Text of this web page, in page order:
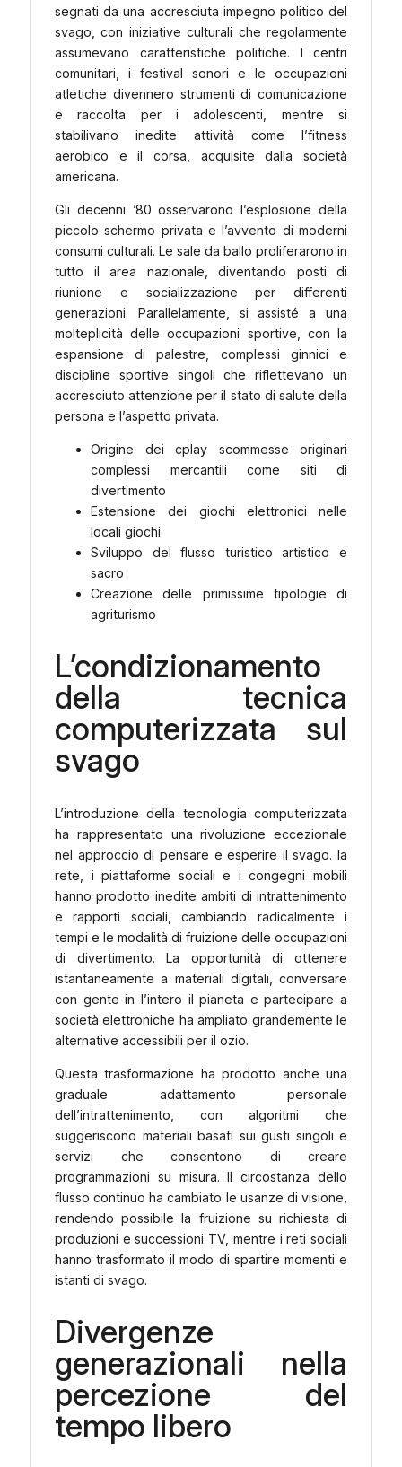
segnati da una accresciuta impegno politico del
svago, con iniziative culturali che regolarmente
assumevano caratteristiche politiche. I centri
comunitari, i festival sonori e le occupazioni
atletiche divennero strumenti di comunicazione
e raccolta per i adolescenti, mentre si
stabilivano inedite attività come l’fitness
aerobico e il corsa, acquisite dalla società
americana.
Gli decenni ’80 osservarono l’esplosione della
piccolo schermo privata e l’avvento di moderni
consumi culturali. Le sale da ballo proliferarono in
tutto il area nazionale, diventando posti di
riunione e socializzazione per differenti
generazioni. Parallelamente, si assisté a una
molteplicità delle occupazioni sportive, con la
espansione di palestre, complessi ginnici e
discipline sportive singoli che riflettevano un
accresciuto attenzione per il stato di salute della
persona e l’aspetto privata.
Origine dei cplay scommesse originari
complessi mercantili come siti di
divertimento
Estensione dei giochi elettronici nelle
locali giochi
Sviluppo del flusso turistico artistico e
sacro
Creazione delle primissime tipologie di
agriturismo
L’condizionamento
della tecnica
computerizzata sul
svago
L’introduzione della tecnologia computerizzata
ha rappresentato una rivoluzione eccezionale
nel approccio di pensare e esperire il svago. la
rete, i piattaforme sociali e i congegni mobili
hanno prodotto inedite ambiti di intrattenimento
e rapporti sociali, cambiando radicalmente i
tempi e le modalità di fruizione delle occupazioni
di divertimento. La opportunità di ottenere
istantaneamente a materiali digitali, conversare
con gente in l’intero il pianeta e partecipare a
società elettroniche ha ampliato grandemente le
alternative accessibili per il ozio.
Questa trasformazione ha prodotto anche una
graduale adattamento personale
dell’intrattenimento, con algoritmi che
suggeriscono materiali basati sui gusti singoli e
servizi che consentono di creare
programmazioni su misura. Il circostanza dello
flusso continuo ha cambiato le usanze di visione,
rendendo possibile la fruizione su richiesta di
produzioni e successioni TV, mentre i reti sociali
hanno trasformato il modo di spartire momenti e
istanti di svago.
Divergenze
generazionali nella
percezione del
tempo libero